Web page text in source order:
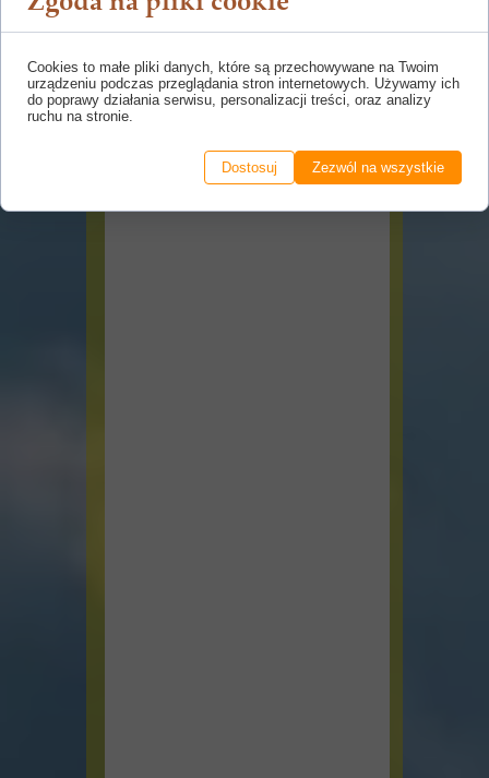
Cookies to małe pliki danych, które są przechowywane na Twoim
urządzeniu podczas przeglądania stron internetowych. Używamy ich
do poprawy działania serwisu, personalizacji treści, oraz analizy
ruchu na stronie.
Dostosuj Zezwól na wszystkie